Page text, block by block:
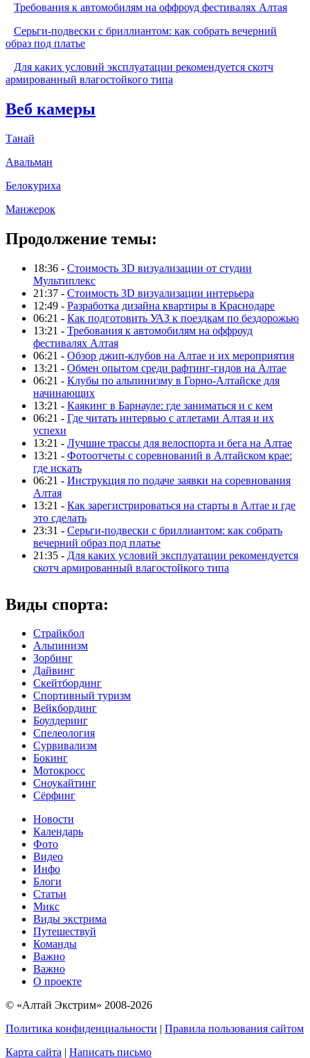
Требования к автомобилям на оффроуд фестивалях Алтая
Серьги-подвески с бриллиантом: как собрать вечерний
образ под платье
Для каких условий эксплуатации рекомендуется скотч
армированный влагостойкого типа
Веб камеры
Танай
Авальман
Белокуриха
Манжерок
Продолжение темы:
18:36 - Стоимость 3D визуализации от студии
Мультиплекс
21:37 - Стоимость 3D визуализации интерьера
12:49 - Разработка дизайна квартиры в Краснодаре
06:21 - Как подготовить УАЗ к поездкам по бездорожью
13:21 - Требования к автомобилям на оффроуд
фестивалях Алтая
06:21 - Обзор джип-клубов на Алтае и их мероприятия
13:21 - Обмен опытом среди рафтинг-гидов на Алтае
06:21 - Клубы по альпинизму в Горно-Алтайске для
начинающих
13:21 - Каякинг в Барнауле: где заниматься и с кем
06:21 - Где читать интервью с атлетами Алтая и их
успехи
13:21 - Лучшие трассы для велоспорта и бега на Алтае
13:21 - Фотоотчеты с соревнований в Алтайском крае:
где искать
06:21 - Инструкция по подаче заявки на соревнования
Алтая
13:21 - Как зарегистрироваться на старты в Алтае и где
это сделать
23:31 - Серьги-подвески с бриллиантом: как собрать
вечерний образ под платье
21:35 - Для каких условий эксплуатации рекомендуется
скотч армированный влагостойкого типа
Виды спорта:
Страйкбол
Альпинизм
Зорбинг
Дайвинг
Скейтбординг
Спортивный туризм‎
Вейкбординг
Боулдеринг
Спелеология
Сурвивализм
Бокинг
Мотокросс
Сноукайтинг
Сёрфинг
Новости
Календарь
Фото
Видео
Инфо
Блоги
Статьи
Микс
Виды экстрима
Путешествуй
Команды
Важно
Важно
О проекте
© «Алтай Экстрим» 2008-2026
Политика конфиденциальности | Правила пользования сайтом
Карта сайта | Написать письмо